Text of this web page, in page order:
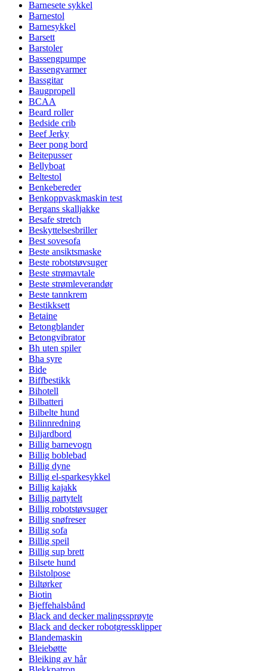
Barnesete sykkel
Barnestol
Barnesykkel
Barsett
Barstoler
Bassengpumpe
Bassengvarmer
Bassgitar
Baugpropell
BCAA
Beard roller
Bedside crib
Beef Jerky
Beer pong bord
Beitepusser
Bellyboat
Beltestol
Benkebereder
Benkoppvaskmaskin test
Bergans skalljakke
Besafe stretch
Beskyttelsesbriller
Best sovesofa
Beste ansiktsmaske
Beste robotstøvsuger
Beste strømavtale
Beste strømleverandør
Beste tannkrem
Bestikksett
Betaine
Betongblander
Betongvibrator
Bh uten spiler
Bha syre
Bide
Biffbestikk
Bihotell
Bilbatteri
Bilbelte hund
Bilinnredning
Biljardbord
Billig barnevogn
Billig boblebad
Billig dyne
Billig el-sparkesykkel
Billig kajakk
Billig partytelt
Billig robotstøvsuger
Billig snøfreser
Billig sofa
Billig speil
Billig sup brett
Bilsete hund
Bilstolpose
Biltørker
Biotin
Bjeffehalsbånd
Black and decker malingssprøyte
Black and decker robotgressklipper
Blandemaskin
Bleiebøtte
Bleiking av hår